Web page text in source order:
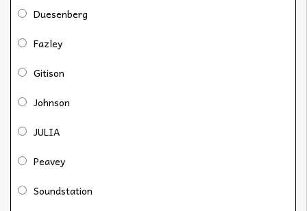
Duesenberg
Fazley
Gitison
Johnson
JULIA
Peavey
Soundstation